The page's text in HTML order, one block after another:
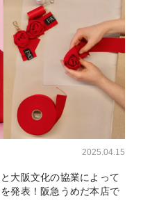
2025.04.15
大阪文化の協業によって
発表！阪急うめだ本店で